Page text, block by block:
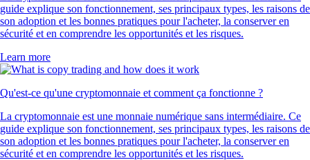
guide explique son fonctionnement, ses principaux types, les raisons de
son adoption et les bonnes pratiques pour l'acheter, la conserver en
sécurité et en comprendre les opportunités et les risques.
Learn more
Qu'est-ce qu'une cryptomonnaie et comment ça fonctionne ?
La cryptomonnaie est une monnaie numérique sans intermédiaire. Ce
guide explique son fonctionnement, ses principaux types, les raisons de
son adoption et les bonnes pratiques pour l'acheter, la conserver en
sécurité et en comprendre les opportunités et les risques.